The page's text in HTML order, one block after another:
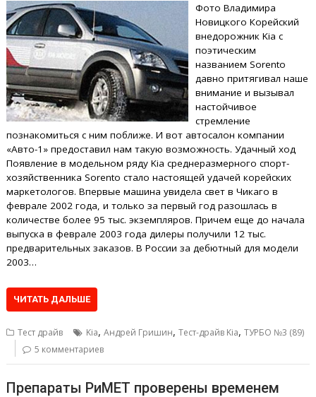
Фото Владимира
Новицкого Корейский
внедорожник Kia с
поэтическим
названием Sorento
давно притягивал наше
внимание и вызывал
настойчивое
стремление
познакомиться с ним поближе. И вот автосалон компании
«Авто-1» предоставил нам такую возможность. Удачный ход
Появление в модельном ряду Kia среднеразмерного спорт-
хозяйственника Sorento стало настоящей удачей корейских
маркетологов. Впервые машина увидела свет в Чикаго в
феврале 2002 года, и только за первый год разошлась в
количестве более 95 тыс. экземпляров. Причем еще до начала
выпуска в феврале 2003 года дилеры получили 12 тыс.
предварительных заказов. В России за дебютный для модели
2003…
ЧИТАТЬ ДАЛЬШЕ
Тест драйв Kia,Андрей Гришин,Тест-драйв Kia,ТУРБО №3 (89)
5 комментариев
Препараты РиМЕТ проверены временем